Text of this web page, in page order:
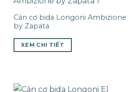
Cán cơ bida Longoni Ambizione
by Zapata
XEM CHI TIẾT